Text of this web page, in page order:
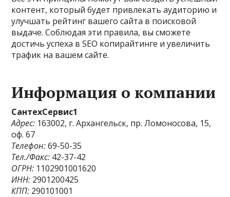
контент, который будет привлекать аудиторию и
улучшать рейтинг вашего сайта в поисковой
выдаче. Соблюдая эти правила, вы сможете
достичь успеха в SEO копирайтинге и увеличить
трафик на вашем сайте.
Информация о компании
СантехСервис1
Адрес: 163002, г. Архангельск, пр. Ломоносова, 15,
оф. 67
Телефон:69-50-35
Тел./Факс: 42-37-42
ОГРН: 1102901001620
ИНН: 2901200425
КПП: 290101001